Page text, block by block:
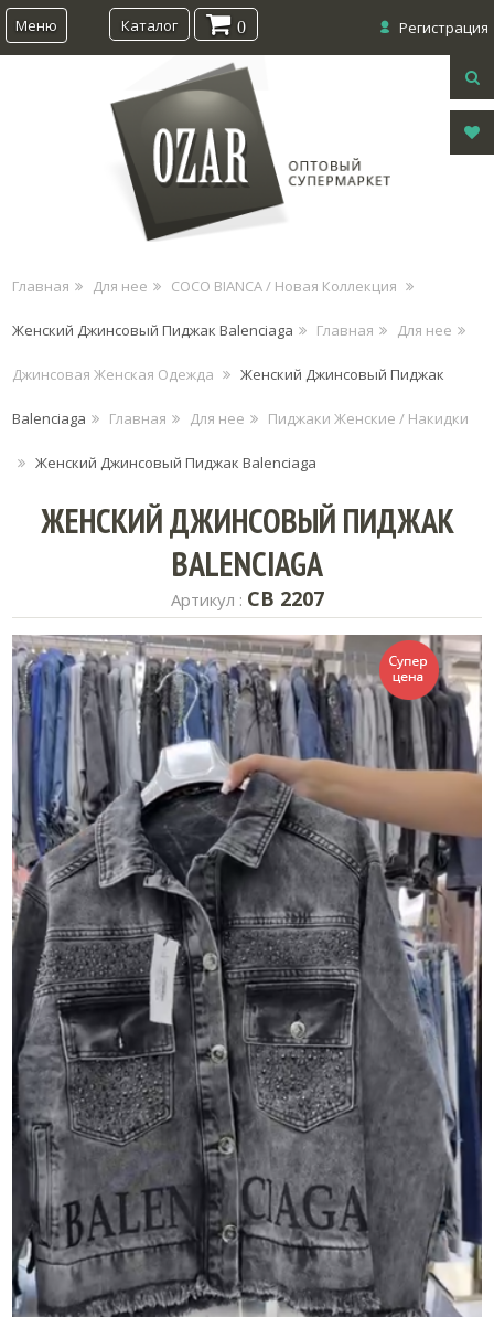
Меню Регистрация
Каталог 0
Главная Для нее COCO BIANCA / Новая Коллекция
Женский Джинсовый Пиджак Balenciaga Главная Для нее
Джинсовая Женская Одежда Женский Джинсовый Пиджак
Balenciaga Главная Для нее Пиджаки Женские / Накидки
Женский Джинсовый Пиджак Balenciaga
ЖЕНСКИЙ ДЖИНСОВЫЙ ПИДЖАК
BALENCIAGA
Артикул : CB 2207